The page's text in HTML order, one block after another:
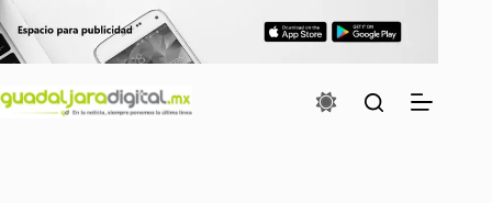
al
contenido